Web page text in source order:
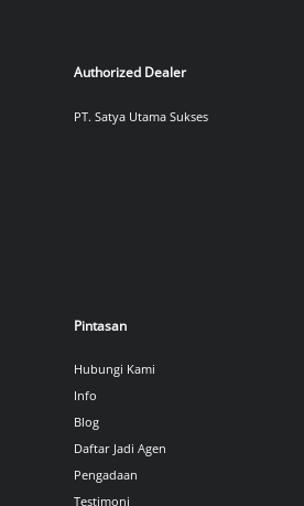
Authorized Dealer
PT. Satya Utama Sukses
Pintasan
Hubungi Kami
Info
Blog
Daftar Jadi Agen
Pengadaan
Testimoni